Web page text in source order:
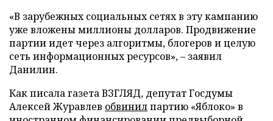
«В зарубежных социальных сетях в эту кампанию
уже вложены миллионы долларов. Продвижение
партии идет через алгоритмы, блогеров и целую
сеть информационных ресурсов», – заявил
Данилин.
Как писала газета ВЗГЛЯД, депутат Госдумы
Алексей Журавлев обвинилпартию «Яблоко» в